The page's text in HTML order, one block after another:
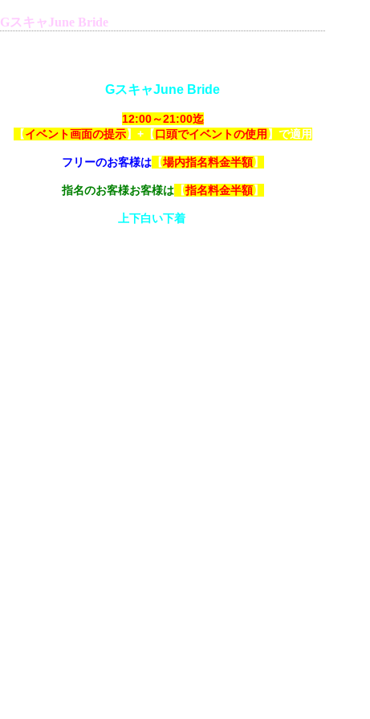
GスキャJune Bride
GスキャJune Bride
12:00～21:00迄
【イベント画面の提示】+【口頭でイベントの使用 】で適用
フリーのお客様は【場内指名料金半額】
指名のお客様お客様は【指名料金半額】
上下白い下着】になります。